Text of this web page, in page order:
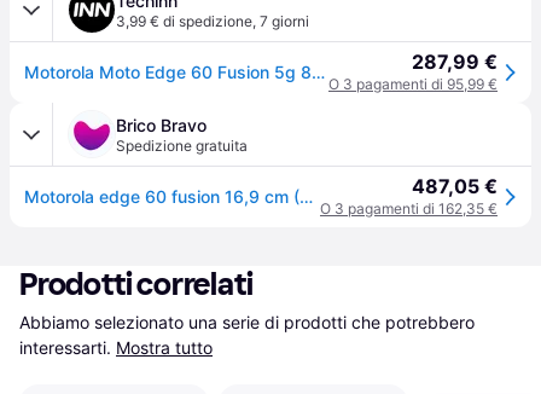
3,99 € di spedizione, 7 giorni
Motorola Moto Edge 60 Fusion 5g 8gb/256gb 6.7´´ Verde 287,99 €
O 3 pagamenti di 95,99 €
Brico Bravo
Spedizione gratuita
Motorola edge 60 fusion 16,9 cm (6.67") doppia sim android 15 5g usb tipo-c 8 gb 256 gb 5200 mah turchese - PB7E0034SE 487,05 €
O 3 pagamenti di 162,35 €
Prodotti correlati
Abbiamo selezionato una serie di prodotti che potrebbero
interessarti. Mostra tutto